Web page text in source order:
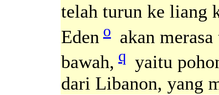
telah turun ke liang
Eden o akan
bawah, q yaitu
dari Libanon, yang